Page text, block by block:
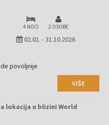
4 NOĆI 2 OSOBE
02.01. -31.10.2026
VIŠE
povoljnije
lokacija u blizini World